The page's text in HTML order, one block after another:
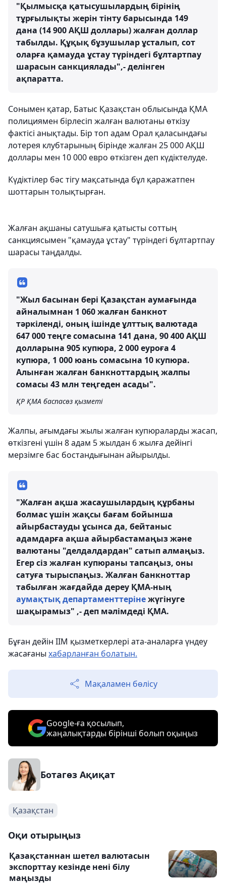
"Қылмысқа қатысушылардың бірінің
тұрғылықты жерін тінту барысында 149
дана (14 900 АҚШ доллары) жалған доллар
табылды. Құқық бұзушылар ұсталып, сот
оларға қамауда ұстау түріндегі бұлтартпау
шарасын санкциялады",- делінген
ақпаратта.
Сонымен қатар, Батыс Қазақстан облысында ҚМА
полициямен бірлесіп жалған валютаны өткізу
фактісі анықтады. Бір топ адам Орал қаласындағы
лотерея клубтарының бірінде жалған 25 000 АҚШ
доллары мен 10 000 евро өткізген деп күдіктелуде.
Күдіктілер бәс тігу мақсатында бұл қаражатпен
шоттарын толықтырған.
Жалған ақшаны сатушыға қатысты соттың
санкциясымен "қамауда ұстау" түріндегі бұлтартпау
шарасы таңдалды.
"Жыл басынан бері Қазақстан аумағында
айналымнан 1 060 жалған банкнот
тәркіленді, оның ішінде ұлттық валютада
647 000 теңге сомасына 141 дана, 90 400 АҚШ
долларына 905 купюра, 2 000 еуроға 4
купюра, 1 000 юань сомасына 10 купюра.
Алынған жалған банкноттардың жалпы
сомасы 43 млн теңгеден асады".
ҚР ҚМА баспасөз қызметі
Жалпы, ағымдағы жылы жалған купюраларды жасап,
өткізгені үшін 8 адам 5 жылдан 6 жылға дейінгі
мерзімге бас бостандығынан айырылды.
"Жалған ақша жасаушылардың құрбаны
болмас үшін жақсы бағам бойынша
айырбастауды ұсынса да, бейтаныс
адамдарға ақша айырбастамаңыз және
валютаны "делдалдардан" сатып алмаңыз.
Егер сіз жалған купюраны тапсаңыз, оны
сатуға тырыспаңыз. Жалған банкноттар
табылған жағдайда дереу ҚМА-ның
аумақтық департаменттерінежүгінуге
шақырамыз" ,- деп мәлімдеді ҚМА.
Бұған дейін ІІМ қызметкерлері ата-аналарға үндеу
жасағаны хабарланған болатын.
Мақаламен бөлісу
Google-ға қосылып,
жаңалықтарды бірінші болып оқыңыз
Ботагөз Ақиқат
Қазақстан
Оқи отырыңыз
Қазақстаннан шетел валютасын
экспорттау кезінде нені білу
маңызды